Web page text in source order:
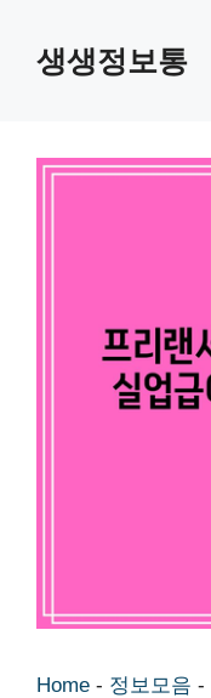
생생정보통
Home - 정보모음 -